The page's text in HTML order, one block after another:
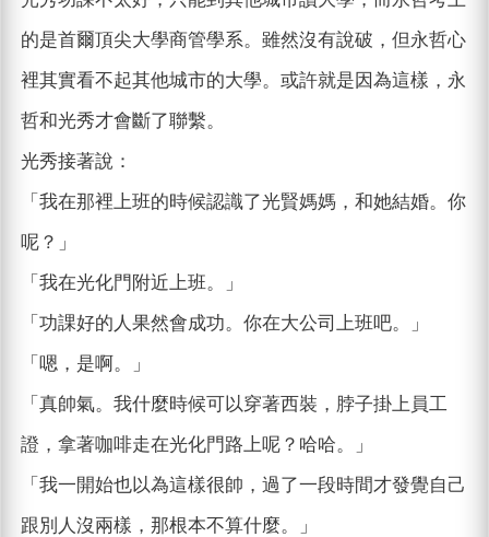
的是首爾頂尖大學商管學系。雖然沒有說破，但永哲心
裡其實看不起其他城市的大學。或許就是因為這樣，永
哲和光秀才會斷了聯繫。
光秀接著說：
「我在那裡上班的時候認識了光賢媽媽，和她結婚。你
呢？」
「我在光化門附近上班。」
「功課好的人果然會成功。你在大公司上班吧。」
「嗯，是啊。」
「真帥氣。我什麼時候可以穿著西裝，脖子掛上員工
證，拿著咖啡走在光化門路上呢？哈哈。」
「我一開始也以為這樣很帥，過了一段時間才發覺自己
跟別人沒兩樣，那根本不算什麼。」